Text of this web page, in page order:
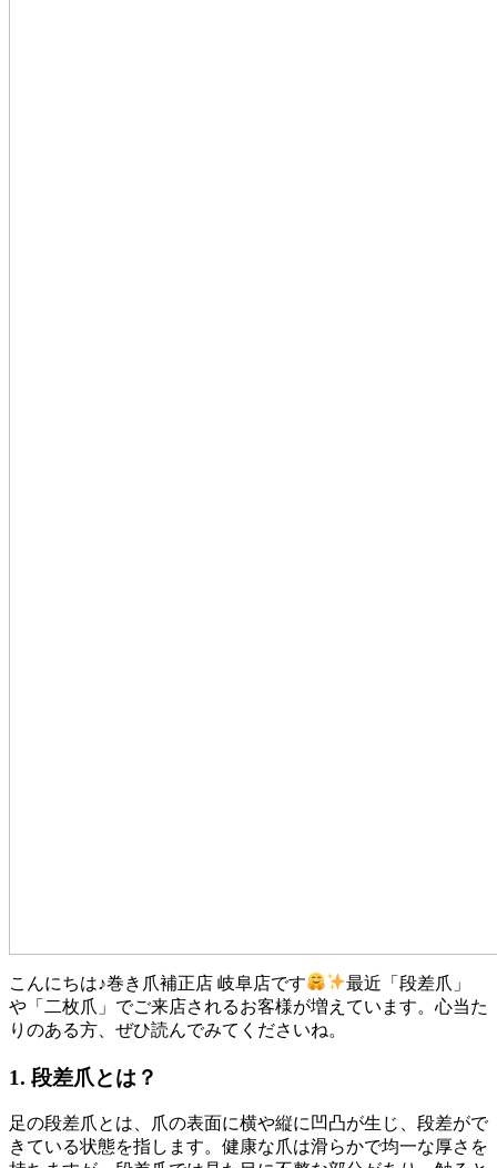
こんにちは♪巻き爪補正店 岐阜店です
最近「段差爪」
や「二枚爪」でご来店されるお客様が増えています。心当た
りのある方、ぜひ読んでみてくださいね。
1. 段差爪とは？
足の段差爪とは、爪の表面に横や縦に凹凸が生じ、段差がで
きている状態を指します。健康な爪は滑らかで均一な厚さを